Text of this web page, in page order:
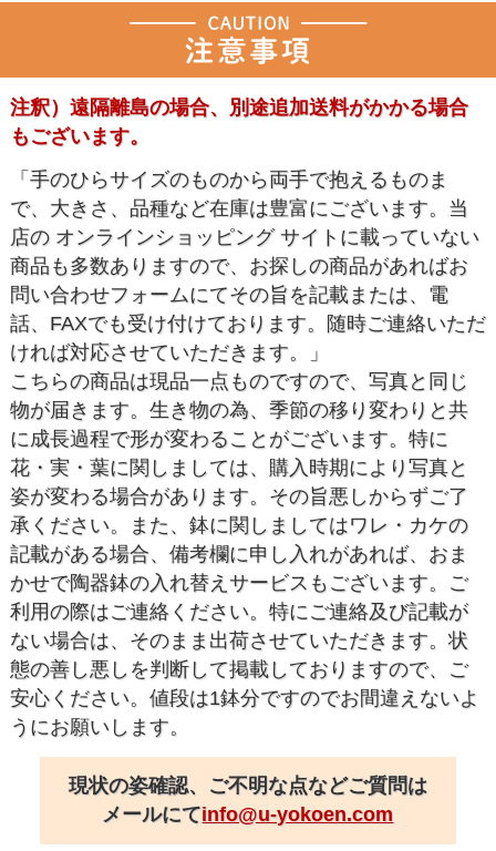
注釈）遠隔離島の場合、別途追加送料がかかる場合
もございます。
「手のひらサイズのものから両手で抱えるものま
で、大きさ、品種など在庫は豊富にございます。当
店の オンラインショッピング サイトに載っていない
商品も多数ありますので、お探しの商品があればお
問い合わせフォームにてその旨を記載または、電
話、FAXでも受け付けております。随時ご連絡いただ
ければ対応させていただきます。」
こちらの商品は現品一点ものですので、写真と同じ
物が届きます。生き物の為、季節の移り変わりと共
に成長過程で形が変わることがございます。特に
花・実・葉に関しましては、購入時期により写真と
姿が変わる場合があります。その旨悪しからずご了
承ください。また、鉢に関しましてはワレ・カケの
記載がある場合、備考欄に申し入れがあれば、おま
かせで陶器鉢の入れ替えサービスもございます。ご
利用の際はご連絡ください。特にご連絡及び記載が
ない場合は、そのまま出荷させていただきます。状
態の善し悪しを判断して掲載しておりますので、ご
安心ください。値段は1鉢分ですのでお間違えないよ
うにお願いします。
現状の姿確認、ご不明な点などご質問は
メールにてinfo@u-yokoen.com